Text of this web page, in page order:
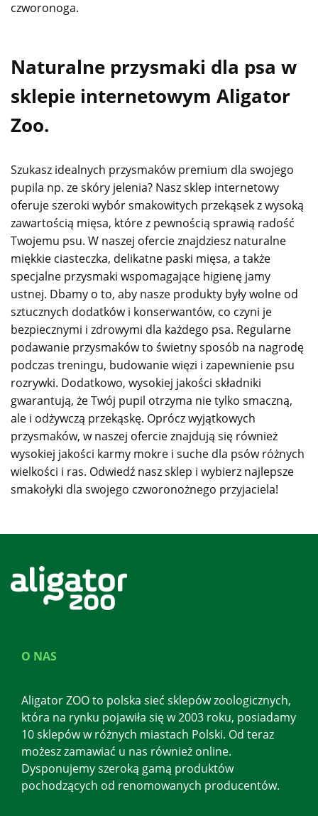
czworonoga.
Naturalne przysmaki dla psa w
sklepie internetowym Aligator
Zoo.
Szukasz idealnych przysmaków premium dla swojego
pupila np. ze skóry jelenia? Nasz sklep internetowy
oferuje szeroki wybór smakowitych przekąsek z wysoką
zawartością mięsa, które z pewnością sprawią radość
Twojemu psu. W naszej ofercie znajdziesz naturalne
miękkie ciasteczka, delikatne paski mięsa, a także
specjalne przysmaki wspomagające higienę jamy
ustnej. Dbamy o to, aby nasze produkty były wolne od
sztucznych dodatków i konserwantów, co czyni je
bezpiecznymi i zdrowymi dla każdego psa. Regularne
podawanie przysmaków to świetny sposób na nagrodę
podczas treningu, budowanie więzi i zapewnienie psu
rozrywki. Dodatkowo, wysokiej jakości składniki
gwarantują, że Twój pupil otrzyma nie tylko smaczną,
ale i odżywczą przekąskę. Oprócz wyjątkowych
przysmaków, w naszej ofercie znajdują się również
wysokiej jakości karmy mokre i suche dla psów różnych
wielkości i ras. Odwiedź nasz sklep i wybierz najlepsze
smakołyki dla swojego czworonożnego przyjaciela!
O NAS
Aligator ZOO to polska sieć sklepów zoologicznych,
która na rynku pojawiła się w 2003 roku, posiadamy
10 sklepów w różnych miastach Polski. Od teraz
możesz zamawiać u nas również online.
Dysponujemy szeroką gamą produktów
pochodzących od renomowanych producentów.